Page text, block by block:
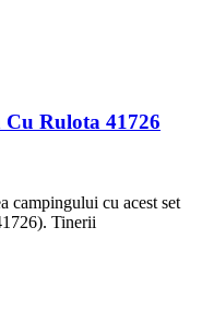
Rulota 41726
campingului cu acest set
Tinerii